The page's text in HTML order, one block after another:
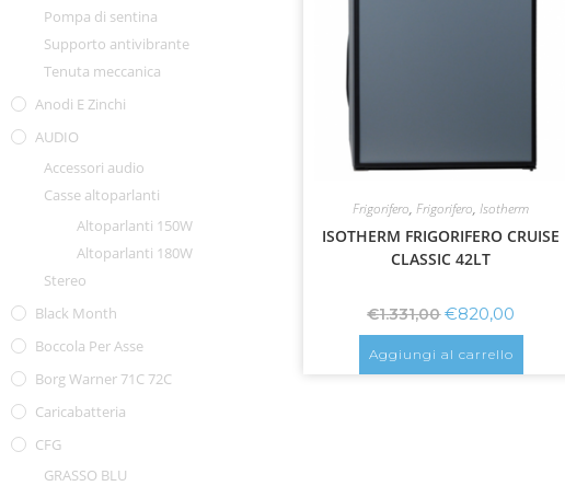
Pompa di sentina
Supporto antivibrante
Tenuta meccanica
Anodi E Zinchi
AUDIO
Accessori audio
Casse altoparlanti
Altoparlanti 150W
Altoparlanti 180W
Stereo
Black Month
Boccola Per Asse
Borg Warner 71C 72C
Caricabatteria
CFG
GRASSO BLU
Frigorifero,Frigorifero,Isotherm
ISOTHERM FRIGORIFERO CRUISE
CLASSIC 42LT
€1.331,00 €820,00
Aggiungi al carrello